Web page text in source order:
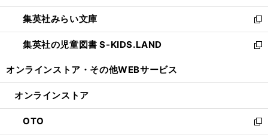
開
く
ウ
で
開
く
ン
ド
ウ
で
ウ
ィ
ン
ド
開
集英社みらい文庫
新
し
い
ン
ウ
で
集英社の児童図書 S-KIDS.LAND
新
ウ
ン
ド
オンラインストア・ その他WEBサービス
オンラインストア
OTO
新